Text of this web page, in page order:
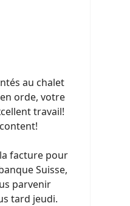
au chalet
orde, votre
travail!
la facture pour
Suisse,
parvenir
tard jeudi.